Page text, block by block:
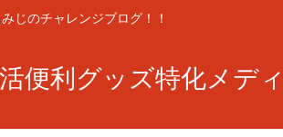
みじのチャレンジブログ！！
便利グッズ特化メデ